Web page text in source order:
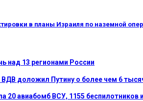
в планы Израиля по наземной
над 13 регионами России
ВДВ доложил Путину о более чем 6
20 авиабомб ВСУ, 1155 беспилотников